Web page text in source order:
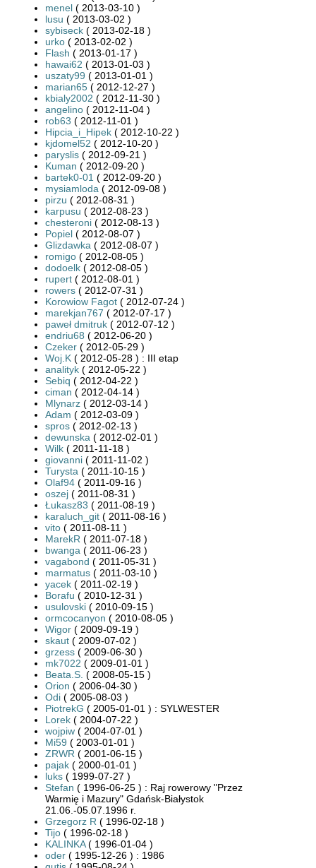
menel ( 2013-03-10 )
lusu ( 2013-03-02 )
sybiseck ( 2013-02-18 )
urko ( 2013-02-02 )
Flash ( 2013-01-17 )
hawai62 ( 2013-01-03 )
uszaty99 ( 2013-01-01 )
marian65 ( 2012-12-27 )
kbialy2002 ( 2012-11-30 )
angelino ( 2012-11-04 )
rob63 ( 2012-11-01 )
Hipcia_i_Hipek ( 2012-10-22 )
kjdomel52 ( 2012-10-20 )
paryslis ( 2012-09-21 )
Kuman ( 2012-09-20 )
bartek0-01 ( 2012-09-20 )
mysiamloda ( 2012-09-08 )
pirzu ( 2012-08-31 )
karpusu ( 2012-08-23 )
chesteroni ( 2012-08-13 )
Popiel ( 2012-08-07 )
Glizdawka ( 2012-08-07 )
romigo ( 2012-08-05 )
dodoelk ( 2012-08-05 )
rupert ( 2012-08-01 )
rowers ( 2012-07-31 )
Korowiow Fagot ( 2012-07-24 )
marekjan767 ( 2012-07-17 )
paweł dmitruk ( 2012-07-12 )
endriu68 ( 2012-06-20 )
Czeker ( 2012-05-29 )
Woj.K ( 2012-05-28 ) : III etap
analityk ( 2012-05-22 )
Sebiq ( 2012-04-22 )
ciman ( 2012-04-14 )
Mlynarz ( 2012-03-14 )
Adam ( 2012-03-09 )
spros ( 2012-02-13 )
dewunska ( 2012-02-01 )
Wilk ( 2011-11-18 )
giovanni ( 2011-11-02 )
Turysta ( 2011-10-15 )
Olaf94 ( 2011-09-16 )
oszej ( 2011-08-31 )
Łukasz83 ( 2011-08-19 )
karaluch_git ( 2011-08-16 )
vito ( 2011-08-11 )
MarekR ( 2011-07-18 )
bwanga ( 2011-06-23 )
vagabond ( 2011-05-31 )
marmatus ( 2011-03-10 )
yacek ( 2011-02-19 )
Borafu ( 2010-12-31 )
usulovski ( 2010-09-15 )
ormcocanyon ( 2010-08-05 )
Wigor ( 2009-09-19 )
skaut ( 2009-07-02 )
grzess ( 2009-06-30 )
mk7022 ( 2009-01-01 )
Beata.S. ( 2008-05-15 )
Orion ( 2006-04-30 )
Odi ( 2005-08-03 )
PiotrekG ( 2005-01-01 ) : SYLWESTER
Lorek ( 2004-07-22 )
wojpiw ( 2004-07-01 )
Mi59 ( 2003-01-01 )
ZRWR ( 2001-06-15 )
pajak ( 2000-01-01 )
luks ( 1999-07-27 )
Stefan ( 1996-06-25 ) : Raj rowerowy "Przez
Warmię i Mazury" Gdańsk-Białystok
21.06.-05.07.1996 r.
Grzegorz R ( 1996-02-18 )
Tijo ( 1996-02-18 )
KALINKA( 1996-01-04 )
oder ( 1995-12-26 ) : 1986